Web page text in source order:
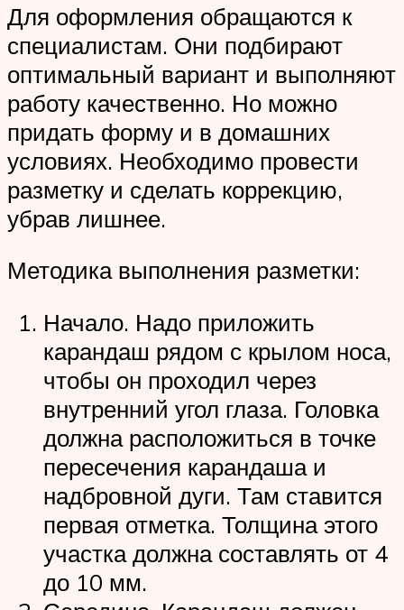
Для оформления обращаются к
специалистам. Они подбирают
оптимальный вариант и выполняют
работу качественно. Но можно
придать форму и в домашних
условиях. Необходимо провести
разметку и сделать коррекцию,
убрав лишнее.
Методика выполнения разметки:
Начало. Надо приложить
карандаш рядом с крылом носа,
чтобы он проходил через
внутренний угол глаза. Головка
должна расположиться в точке
пересечения карандаша и
надбровной дуги. Там ставится
первая отметка. Толщина этого
участка должна составлять от 4
до 10 мм.